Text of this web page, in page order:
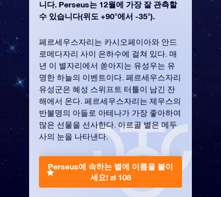
니다. Perseus는 12월에 가장 잘 관측할
수 있습니다(위도 +90°에서 -35°).
페르세우스자리는 카시오페이아와 안드
로메다자리 사이 은하수에 걸쳐 있다. 매
년 이 별자리에서 쏟아지는 유성우는 유
명한 하늘의 이벤트이다. 페르세우스자리
유성군은 혜성 스위프트 터틀이 남긴 잔
해에서 온다. 페르세우스자리는 제우스의
반불명의 아들로 아테나가 가장 좋아하여
많은 선물을 선사한다. 아르골 별은 메두
사의 눈을 나타낸다.
Perseus에 속하는 별에 이름을 붙이
세요! zł 108